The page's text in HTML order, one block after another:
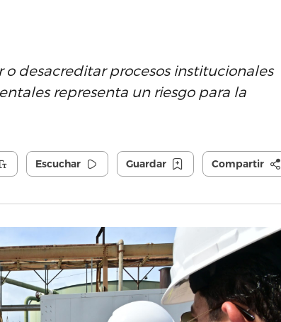
desacreditar procesos institucionales
representa un riesgo para la
Escuchar Guardar Compartir